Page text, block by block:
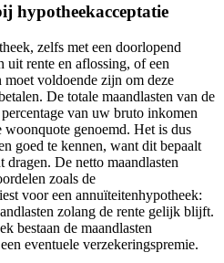
hypotheekacceptatie
zelfs met een doorlopend
uit rente en aflossing, of een
voldoende zijn om deze
De totale maandlasten van de
van uw bruto inkomen
genoemd. Het is dus
goed te kennen, want dit bepaalt
De netto maandlasten
zoals de
voor een annuïteitenhypotheek:
zolang de rente gelijk blijft.
bestaan de maandlasten
eventuele verzekeringspremie.